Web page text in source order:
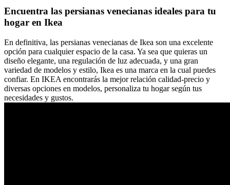
Encuentra las persianas venecianas ideales para tu
hogar en Ikea
En definitiva, las persianas venecianas de Ikea son una excelente
opción para cualquier espacio de la casa. Ya sea que quieras un
diseño elegante, una regulación de luz adecuada, y una gran
variedad de modelos y estilo, Ikea es una marca en la cual puedes
confiar. En IKEA encontrarás la mejor relación calidad-precio y
diversas opciones en modelos, personaliza tu hogar según tus
necesidades y gustos.